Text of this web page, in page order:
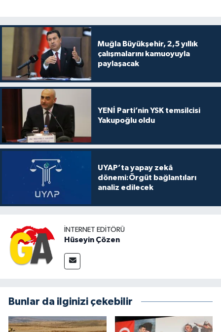
Muğla Büyükşehir, 2,5 yıllık
çalışmalarını kamuoyuyla
paylaşacak
YENİ Parti’nin YSK temsilcisi
Yakupoğlu oldu
UYAP’ta yapay zekâ
dönemi:Örgüt bağlantıları
analiz edilecek
İNTERNET EDITÖRÜ
Hüseyin Çözen
Bunlar da ilginizi çekebilir